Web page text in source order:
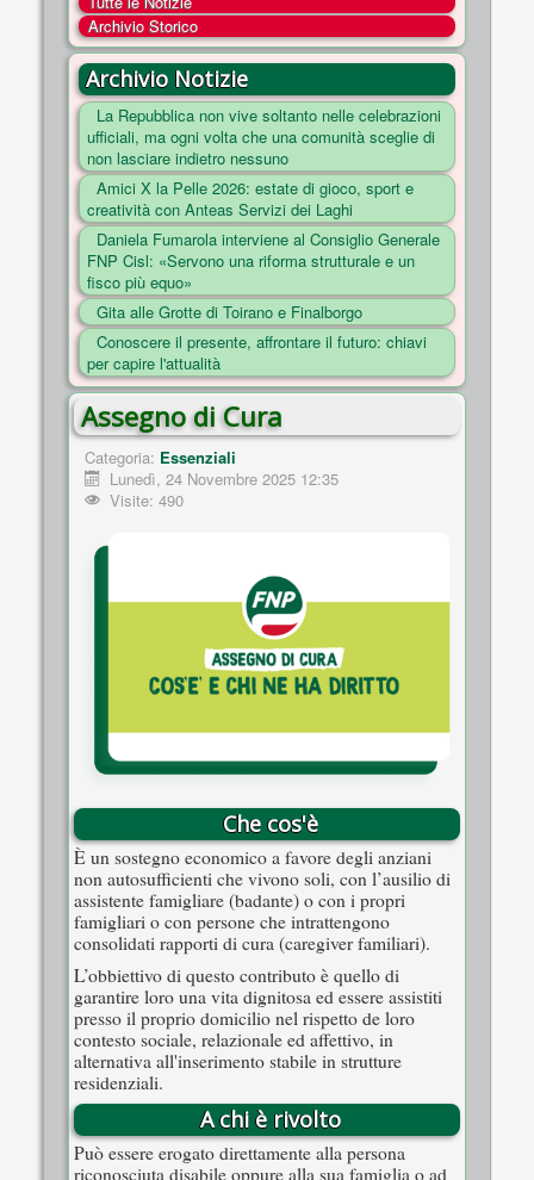
COSA FACCIAMO
ENTI
NOTIZIE
ESSENZIALI
MAPPA DEL SITO
CONVENZIONI
FOTO
SOCIAL
Archivio Storico
Archivio Notizie
La Repubblica non vive soltanto nelle celebrazioni
ufficiali, ma ogni volta che una comunità sceglie di
non lasciare indietro nessuno
Amici X la Pelle 2026: estate di gioco, sport e
creatività con Anteas Servizi dei Laghi
Daniela Fumarola interviene al Consiglio Generale
FNP Cisl: «Servono una riforma strutturale e un
fisco più equo»
Gita alle Grotte di Toirano e Finalborgo
Conoscere il presente, affrontare il futuro: chiavi
per capire l'attualità
Assegno di Cura
Categoria: Essenziali
Lunedì, 24 Novembre 2025 12:35
Visite: 490
Che cos'è
È un sostegno economico a favore degli anziani
non autosufficienti che vivono soli, con l’ausilio di
assistente famigliare (badante) o con i propri
famigliari o con persone che intrattengono
consolidati rapporti di cura (caregiver familiari).
L’obbiettivo di questo contributo è quello di
garantire loro una vita dignitosa ed essere assistiti
presso il proprio domicilio nel rispetto de loro
contesto sociale, relazionale ed affettivo, in
alternativa all'inserimento stabile in strutture
residenziali.
A chi è rivolto
Può essere erogato direttamente alla persona
riconosciuta disabile oppure alla sua famiglia o ad